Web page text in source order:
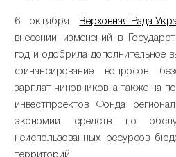
6 октября Верховная Рада
внесении изменений в
год и одобрила дополнительное
финансирование вопросов
зарплат чиновников, а также на
инвестпроектов Фонда
экономии средств по
неиспользованных ресурсов
территорий.